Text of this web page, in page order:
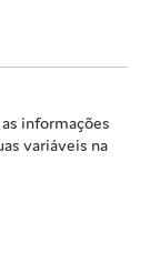
informações
variáveis na